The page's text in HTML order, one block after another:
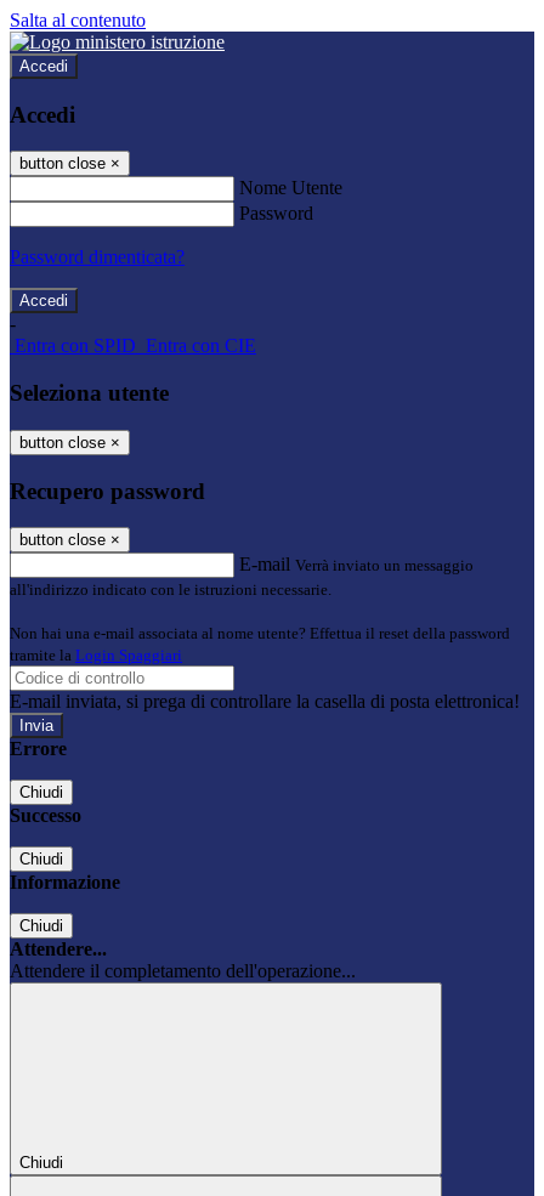
Salta al contenuto
Accedi
Accedi
button close ×
Nome Utente
Password
Password dimenticata?
-
Entra con SPID Entra con CIE
Seleziona utente
button close ×
Recupero password
button close ×
E-mail Verrà inviato un messaggio
all'indirizzo indicato con le istruzioni necessarie.
Non hai una e-mail associata al nome utente? Effettua il reset della password
tramite la Login Spaggiari
E-mail inviata, si prega di controllare la casella di posta elettronica!
Errore
Chiudi
Successo
Chiudi
Informazione
Chiudi
Attendere...
Attendere il completamento dell'operazione...
Chiudi